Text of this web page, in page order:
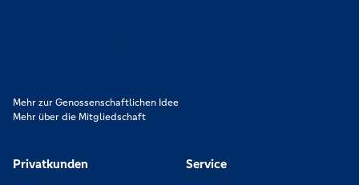
Mehr zur Genossenschaftlichen Idee
Mehr über die Mitgliedschaft
Privatkunden Service